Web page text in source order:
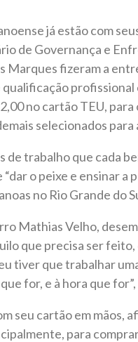
já estão com
de Governança e
Marques fizeram a
profissional
no cartão TEU,
selecionados
de trabalho que cada
o peixe e ensinar a
no Rio Grande do
Mathias Velho,
que precisa ser
tiver que trabalhar
for, e à hora que
seu cartão em mãos,
para